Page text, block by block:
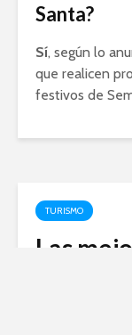
Santa?
Sí, según lo
que realicen
festivos de
TURISMO
Las